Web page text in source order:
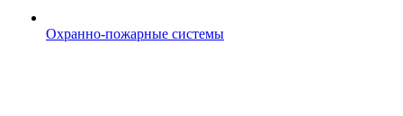
Охранно-пожарные системы